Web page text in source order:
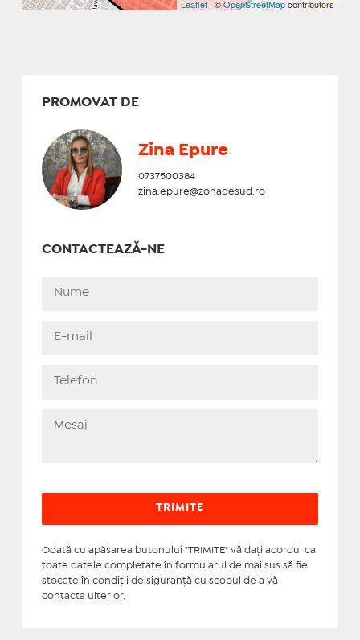
Leaflet | ©OpenStreetMapcontributors
PROMOVAT DE
Zina Epure
0737500384
zina.epure@zonadesud.ro
CONTACTEAZĂ-NE
Odată cu apăsarea butonului "TRIMITE" vă daţi acordul ca
toate datele completate în formularul de mai sus să fie
stocate în condiţii de siguranţă cu scopul de a vă
contacta ulterior.